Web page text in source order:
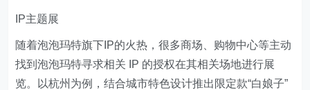
IP主题展
随着泡泡玛特旗下IP的火热，很多商场、购物中心等主动
找到泡泡玛特寻求相关 IP 的授权在其相关场地进行展
览。以杭州为例，结合城市特色设计推出限定款“白娘子”